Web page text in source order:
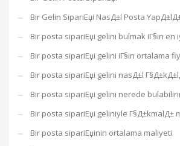
Bir Gelin SipariЕџi NasД±l Posta
Bir posta sipariЕџi gelini bulmak iГ§in en
Bir posta sipariЕџi gelini iГ§in ortalama
Bir posta sipariЕџi gelini nasД±l
Bir posta sipariЕџi gelini nerede
Bir posta sipariЕџi geliniyle Г§Д±kmalД±
Bir posta sipariЕџinin ortalama maliyeti